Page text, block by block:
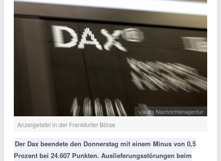
via dts Nachrichtenagentur
Anzeigetafel in der Frankfurter Börse
Der Dax beendete den Donnerstag mit einem Minus von 0,5
Prozent bei 24.607 Punkten. Auslieferungsstörungen beim